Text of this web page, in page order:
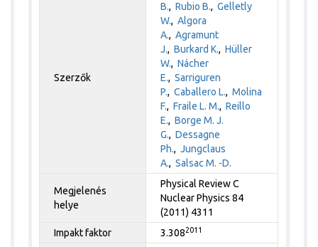
Szerzők
B.,Rubio B.,Gelletly
W.,Algora
A.,Agramunt
J.,Burkard K.,Hüller
W.,Nácher
E.,Sarriguren
P.,Caballero L.,Molina
F.,Fraile L. M.,Reillo
E.,Borge M. J.
G.,Dessagne
Ph.,Jungclaus
A.,Salsac M. -D.
Megjelenés
helye
Physical Review C
Nuclear Physics 84
(2011) 4311
Impakt faktor
3.3082011